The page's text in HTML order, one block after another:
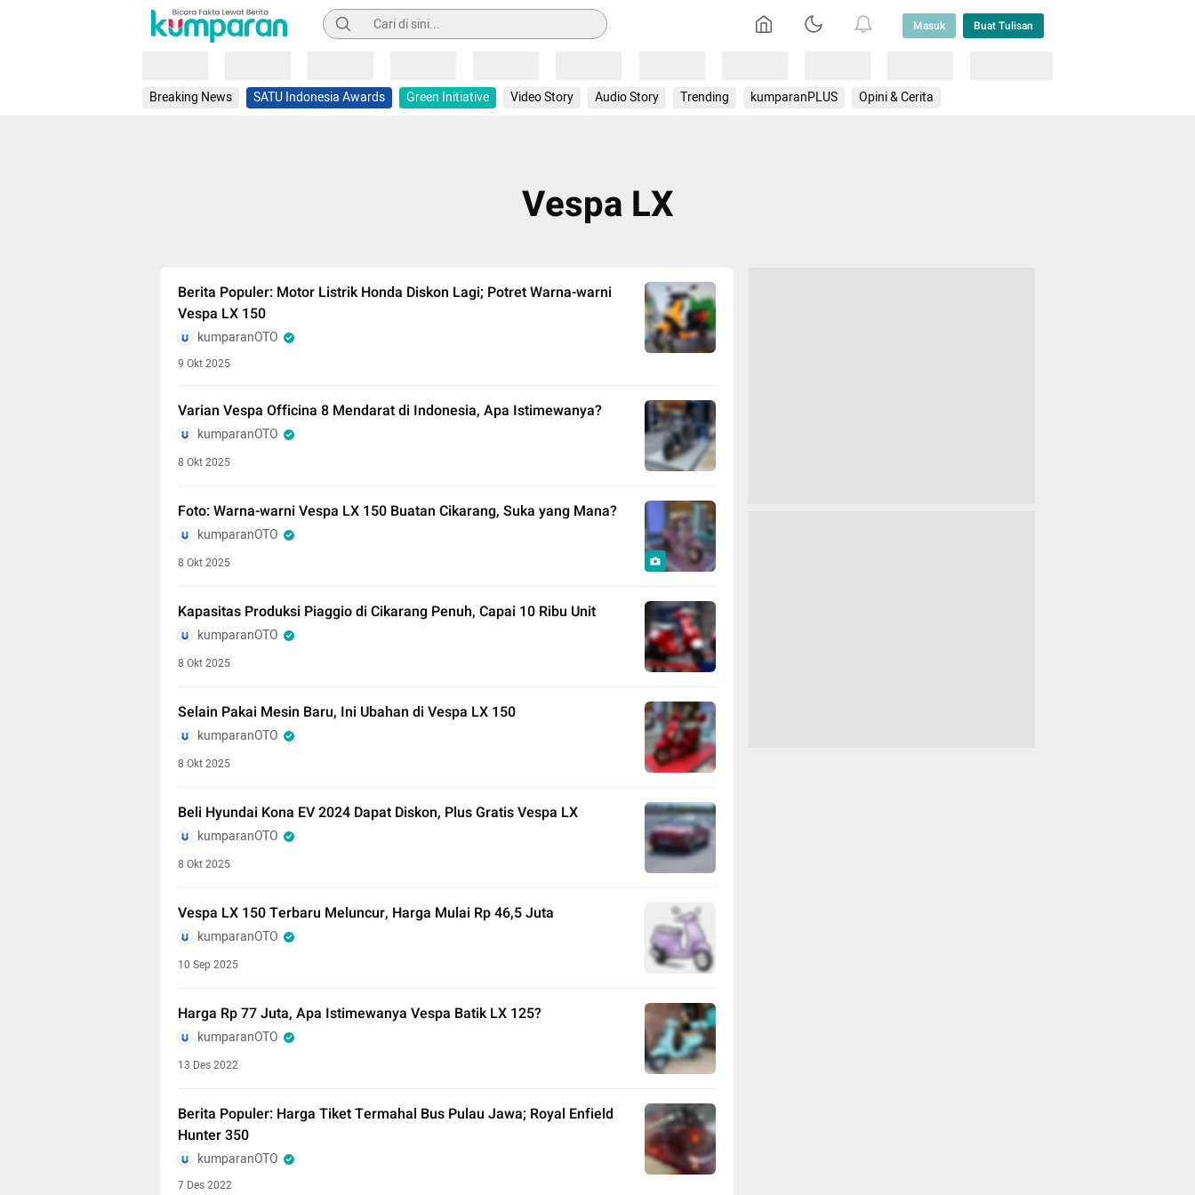
Pencarian Masuk Buat Tulisan
Breaking News SATU Indonesia Awards Green Initiative Video Story Audio Story Trending kumparanPLUS Opini & Cerita
Vespa LX
Berita Populer: Motor Listrik Honda Diskon Lagi; Potret Warna-warni
Vespa LX 150
kumparanOTO
9 Okt 2025
Varian Vespa Officina 8 Mendarat di Indonesia, Apa Istimewanya?
kumparanOTO
8 Okt 2025
Foto: Warna-warni Vespa LX 150 Buatan Cikarang, Suka yang Mana?
kumparanOTO
8 Okt 2025
Kapasitas Produksi Piaggio di Cikarang Penuh, Capai 10 Ribu Unit
kumparanOTO
8 Okt 2025
Selain Pakai Mesin Baru, Ini Ubahan di Vespa LX 150
kumparanOTO
8 Okt 2025
Beli Hyundai Kona EV 2024 Dapat Diskon, Plus Gratis Vespa LX
kumparanOTO
8 Okt 2025
Vespa LX 150 Terbaru Meluncur, Harga Mulai Rp 46,5 Juta
kumparanOTO
10 Sep 2025
Harga Rp 77 Juta, Apa Istimewanya Vespa Batik LX 125?
kumparanOTO
13 Des 2022
Berita Populer: Harga Tiket Termahal Bus Pulau Jawa; Royal Enfield
Hunter 350
kumparanOTO
7 Des 2022